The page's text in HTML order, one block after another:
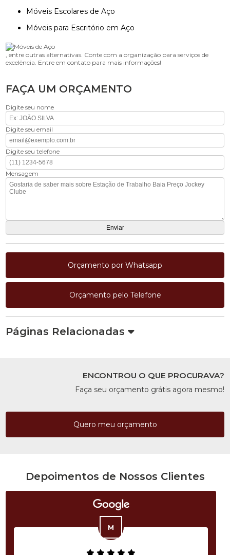
Móveis Escolares de Aço
Móveis para Escritório em Aço
, entre outras alternativas. Conte com a organização para serviços de
excelência. Entre em contato para mais informações!
FAÇA UM ORÇAMENTO
Digite seu nome
Digite seu email
Digite seu telefone
Mensagem
Orçamento por Whatsapp
Orçamento pelo Telefone
Páginas Relacionadas
ENCONTROU O QUE PROCURAVA?
Faça seu orçamento grátis agora mesmo!
Quero meu orçamento
Depoimentos de Nossos Clientes